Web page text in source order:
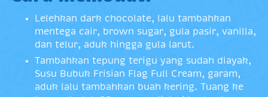
Lelehkan dark chocolate, lalu tambahkan
mentega cair, brown sugar, gula pasir, vanilla,
dan telur, aduk hingga gula larut.
Tambahkan tepung terigu yang sudah diayak,
Susu Bubuk Frisian Flag Full Cream, garam,
aduk lalu tambahkan buah kering. Tuang ke